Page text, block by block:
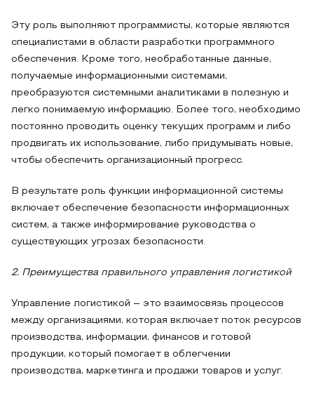
Эту роль выполняют программисты, которые являются
специалистами в области разработки программного
обеспечения. Кроме того, необработанные данные,
получаемые информационными системами,
преобразуются системными аналитиками в полезную и
легко понимаемую информацию. Более того, необходимо
постоянно проводить оценку текущих программ и либо
продвигать их использование, либо придумывать новые,
чтобы обеспечить организационный прогресс.
В результате роль функции информационной системы
включает обеспечение безопасности информационных
систем, а также информирование руководства о
существующих угрозах безопасности.
2. Преимущества правильного управления логистикой
Управление логистикой – это взаимосвязь процессов
между организациями, которая включает поток ресурсов
производства, информации, финансов и готовой
продукции, который помогает в облегчении
производства, маркетинга и продажи товаров и услуг.